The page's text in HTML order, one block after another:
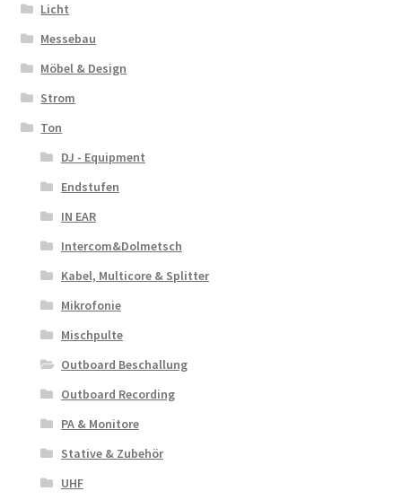
Licht
Messebau
Möbel & Design
Strom
Ton
DJ - Equipment
Endstufen
IN EAR
Intercom&Dolmetsch
Kabel, Multicore & Splitter
Mikrofonie
Mischpulte
Outboard Beschallung
Outboard Recording
PA & Monitore
Stative & Zubehör
UHF